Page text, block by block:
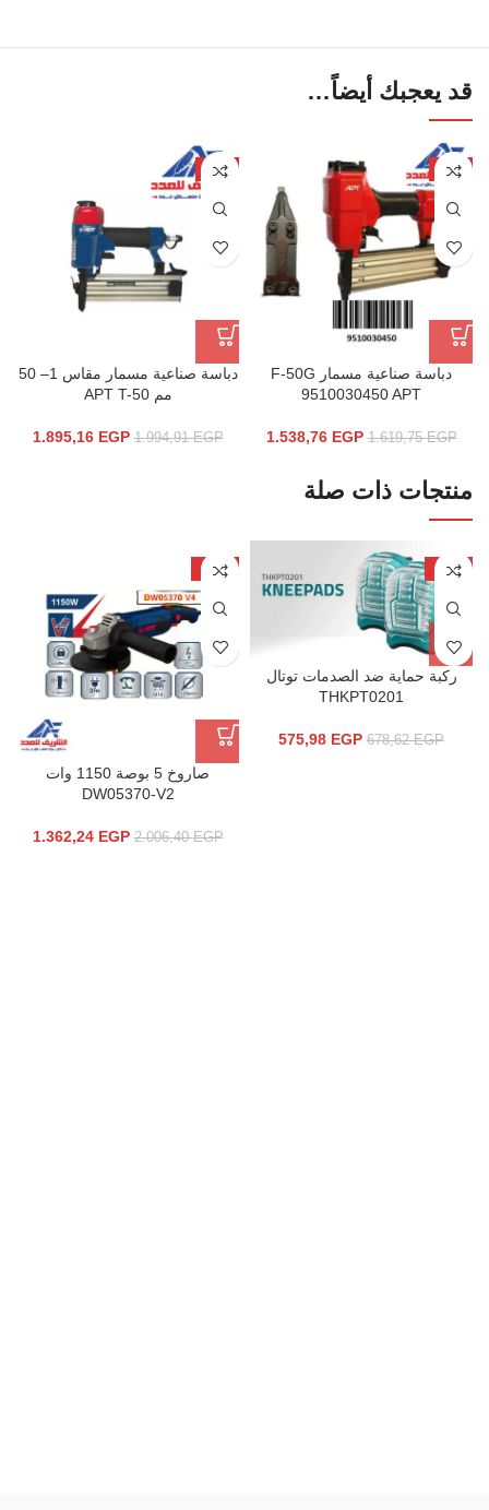
قد يعجبك أيضاً…
-5%
دباسة صناعية مسمار F-50G
9510030450 APT
1.619,75EGP
1.538,76 EGP
-5%
دباسة صناعية مسمار مقاس 1– 50
مم APT T-50
1.994,91EGP
1.895,16 EGP
منتجات ذات صلة
-15%
ركبة حماية ضد الصدمات توتال
THKPT0201
678,62EGP
575,98 EGP
-32%
صاروخ 5 بوصة 1150 وات
DW05370-V2
2.006,40EGP
1.362,24 EGP